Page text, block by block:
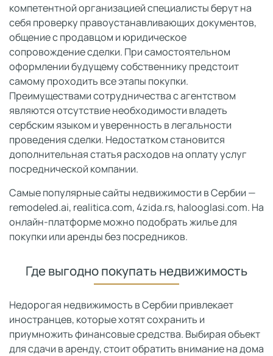
компетентной организацией специалисты берут на
себя проверку правоустанавливающих документов,
общение с продавцом и юридическое
сопровождение сделки. При самостоятельном
оформлении будущему собственнику предстоит
самому проходить все этапы покупки.
Преимуществами сотрудничества с агентством
являются отсутствие необходимости владеть
сербским языком и уверенность в легальности
проведения сделки. Недостатком становится
дополнительная статья расходов на оплату услуг
посреднической компании.
Самые популярные сайты недвижимости в Сербии —
remodeled.ai, realitica.com, 4zida.rs, halooglasi.com. На
онлайн-платформе можно подобрать жилье для
покупки или аренды без посредников.
Где выгодно покупать недвижимость
Недорогая недвижимость в Сербии привлекает
иностранцев, которые хотят сохранить и
приумножить финансовые средства. Выбирая объект
для сдачи в аренду, стоит обратить внимание на дома